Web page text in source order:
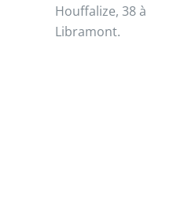
Houffalize, 38 à
Libramont.